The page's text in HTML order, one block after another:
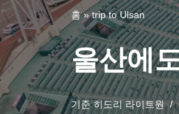
홈»trip to Ulsan
울산에
기준히도리 라이트원